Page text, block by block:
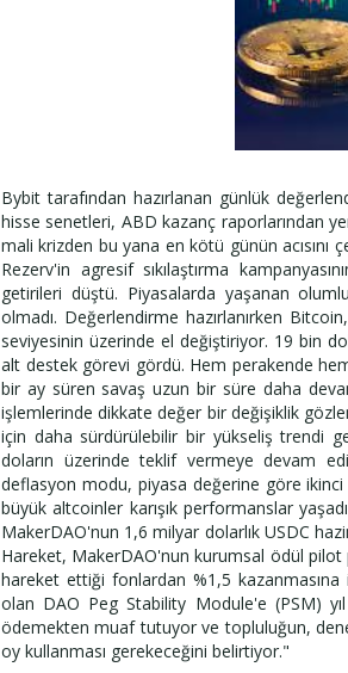
Bybit tarafından hazırlanan günlük
hisse senetleri, ABD kazanç raporlarından
mali krizden bu yana en kötü günün acısını
Rezerv'in agresif sıkılaştırma
getirileri düştü. Piyasalarda yaşanan
olmadı. Değerlendirme hazırlanırken
seviyesinin üzerinde el değiştiriyor. 19 bin
alt destek görevi gördü. Hem perakende
bir ay süren savaş uzun bir süre daha
işlemlerinde dikkate değer bir değişiklik
için daha sürdürülebilir bir yükseliş trendi
doların üzerinde teklif vermeye devam
deflasyon modu, piyasa değerine göre
büyük altcoinler karışık performanslar
MakerDAO'nun 1,6 milyar dolarlık USDC
Hareket, MakerDAO'nun kurumsal ödül pilot
hareket ettiği fonlardan %1,5
olan DAO Peg Stability Module'e (PSM)
ödemekten muaf tutuyor ve topluluğun,
oy kullanması gerekeceğini belirtiyor."